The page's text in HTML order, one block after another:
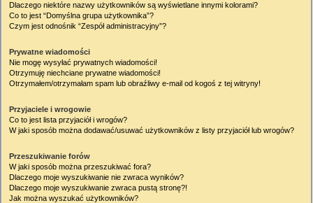
Dlaczego niektóre nazwy użytkowników są wyświetlane innymi kolorami?
Co to jest “Domyślna grupa użytkownika”?
Czym jest odnośnik “Zespół administracyjny”?
Prywatne wiadomości
Nie mogę wysyłać prywatnych wiadomości!
Otrzymuję niechciane prywatne wiadomości!
Otrzymałem/otrzymałam spam lub obraźliwy e-mail od kogoś z tej witryny!
Przyjaciele i wrogowie
Co to jest lista przyjaciół i wrogów?
W jaki sposób można dodawać/usuwać użytkowników z listy przyjaciół lub wrogów?
Przeszukiwanie forów
W jaki sposób można przeszukiwać fora?
Dlaczego moje wyszukiwanie nie zwraca wyników?
Dlaczego moje wyszukiwanie zwraca pustą stronę?!
Jak można wyszukać użytkowników?